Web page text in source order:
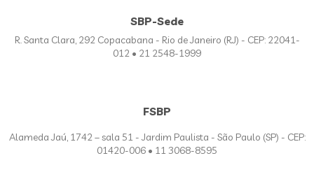
SBP-Sede
R. Santa Clara, 292 Copacabana - Rio de Janeiro (RJ) - CEP: 22041-
012 • 21 2548-1999
FSBP
Alameda Jaú, 1742 – sala 51 - Jardim Paulista - São Paulo (SP) - CEP:
01420-006 • 11 3068-8595